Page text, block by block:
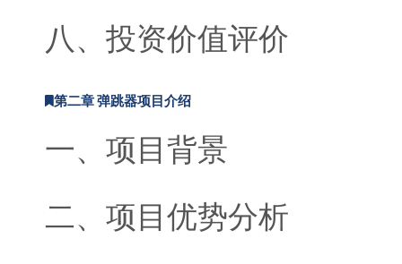
八、投资价值评价
第二章 弹跳器项目介绍
一、项目背景
二、项目优势分析